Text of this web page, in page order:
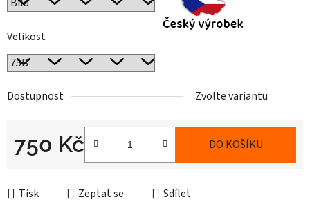
Velikost
Dostupnost Zvolte variantu
750 Kč DO KOŠÍKU
Tisk Zeptat se Sdílet